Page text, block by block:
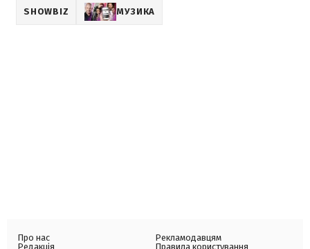
SHOWBIZ МУЗИКА
Про нас
Редакція
Рекламодавцям
Правила користування